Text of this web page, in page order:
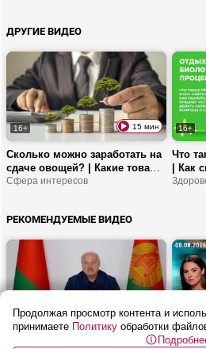
ДРУГИЕ ВИДЕО
16+ 15 мин
Сколько можно заработать на
сдаче овощей? | Какие товары
по кредиту станут доступнее?
Сфера интересов
16+
Что
| Как
РЕКОМЕНДУЕМЫЕ ВИДЕО
16+ 26 мин 16+
Продолжая просмотр контента и
принимаете Политику обработки